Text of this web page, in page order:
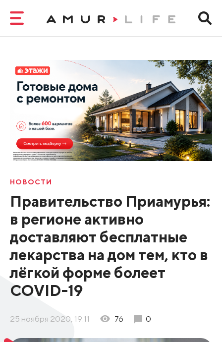
НОВОСТИ
Правительство Приамурья:
в регионе активно
доставляют бесплатные
лекарства на дом тем, кто в
лёгкой форме болеет
COVID-19
25 ноября 2020, 19:11 76 0